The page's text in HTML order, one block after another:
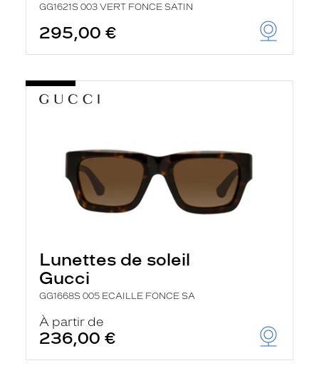
GG1621S 003 VERT FONCE SATIN
295,00 €
Lunettes de soleil
Gucci
GG1668S 005 ECAILLE FONCE SA
À partir de
236,00 €